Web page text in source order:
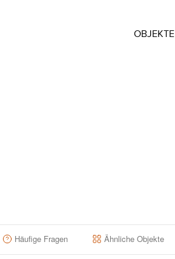
OBJEKTE
Häufige Fragen Ähnliche Objekte